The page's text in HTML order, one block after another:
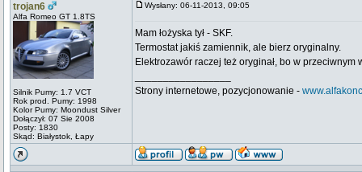
trojan6
Alfa Romeo GT 1.8TS
Silnik Pumy: 1.7 VCT
Rok prod. Pumy: 1998
Kolor Pumy: Moondust Silver
Dołączył: 07 Sie 2008
Posty: 1830
Skąd: Białystok, Łapy
Wysłany: 06-11-2013, 09:05
Mam łożyska tył - SKF.
Termostat jakiś zamiennik, ale bierz oryginalny.
Elektrozawór raczej też oryginał, bo w przeciwnym
Strony internetowe, pozycjonowanie -